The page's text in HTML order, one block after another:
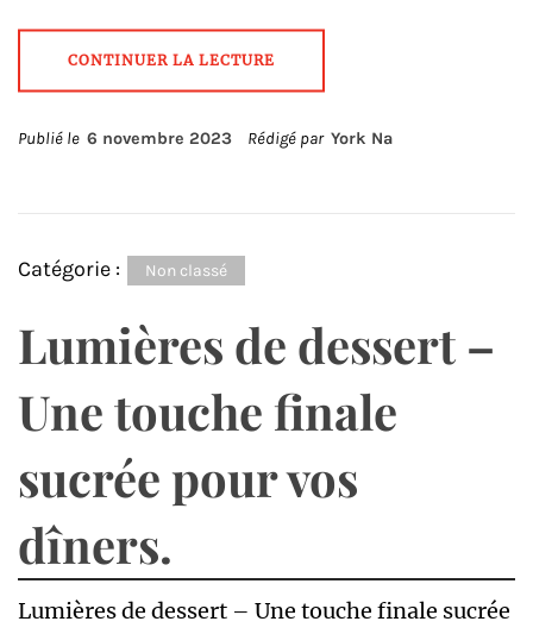
CONTINUER LA LECTURE
Publié le 6 novembre 2023 Rédigé par York Na
Catégorie : Non classé
Lumières de dessert –
Une touche finale
sucrée pour vos
dîners.
Lumières de dessert – Une touche finale sucrée